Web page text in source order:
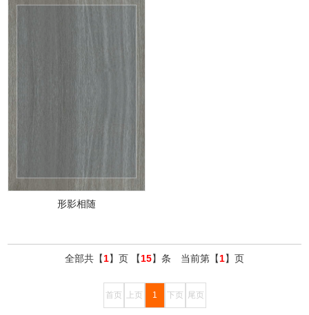
形影相随
全部共【1】页 【15】条 当前第【1】页
首页 上页 1 下页 尾页